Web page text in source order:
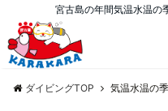
宮古島の年間気温水温の
ダイビングTOP 気温水温の